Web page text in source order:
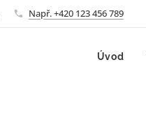
Např. +420 123 456 789
Úvod